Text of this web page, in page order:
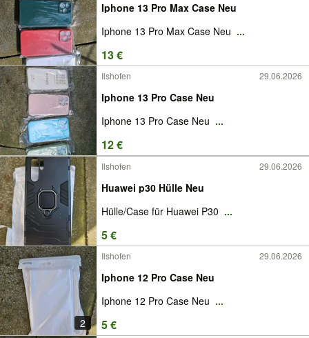
Iphone 13 Pro Max Case Neu
Iphone 13 Pro Max Case Neu ...
13 €
Ilshofen 29.06.2026
Iphone 13 Pro Case Neu
Iphone 13 Pro Case Neu ...
12 €
Ilshofen 29.06.2026
Huawei p30 Hülle Neu
Hülle/Case für Huawei P30 ...
5 €
2
Ilshofen 29.06.2026
Iphone 12 Pro Case Neu
Iphone 12 Pro Case Neu ...
5 €